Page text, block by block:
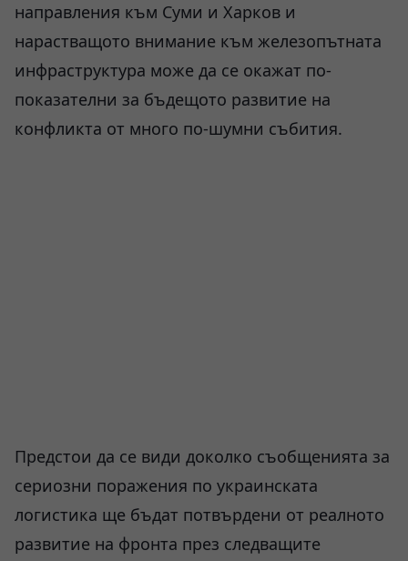
направления към Суми и Харков и
нарастващото внимание към железопътната
инфраструктура може да се окажат по-
показателни за бъдещото развитие на
конфликта от много по-шумни събития.
Предстои да се види доколко съобщенията за
сериозни поражения по украинската
логистика ще бъдат потвърдени от реалното
развитие на фронта през следващите